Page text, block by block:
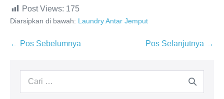
Post Views: 175
Diarsipkan di bawah: Laundry Antar Jemput
Navigasi
← Pos Sebelumnya Pos Selanjutnya →
Pencarian